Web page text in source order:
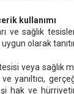
kullanımı
ve sağlık
olarak
veya sağlık
yanıltıcı,
hak ve